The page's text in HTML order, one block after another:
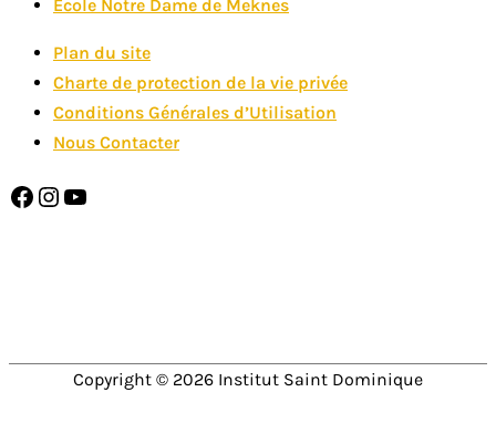
Ecole Notre Dame de Meknes
Plan du site
Charte de protection de la vie privée
Conditions Générales d’Utilisation
Nous Contacter
Facebook
Instagram
YouTube
Copyright © 2026 Institut Saint Dominique